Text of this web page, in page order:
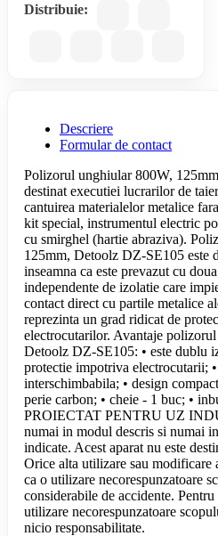
Distribuie:
Descriere
Formular de contact
Polizorul unghiular 800W,
destinat executiei lucrarilor de
cantuirea materialelor metalice
kit special, instrumentul electric
cu smirghel (hartie abraziva).
125mm, Detoolz DZ-SE105 este
inseamna ca este prevazut cu
independente de izolatie care
contact direct cu partile metalice
reprezinta un grad ridicat de
electrocutarilor. Avantaje
Detoolz DZ-SE105: • este dublu
protectie impotriva electrocutarii;
interschimbabila; • design
perie carbon; • cheie - 1 buc; •
PROIECTAT PENTRU UZ
numai in modul descris si numai
indicate. Acest aparat nu este
Orice alta utilizare sau modificare
ca o utilizare necorespunzatoare
considerabile de accidente.
utilizare necorespunzatoare
nicio responsabilitate.